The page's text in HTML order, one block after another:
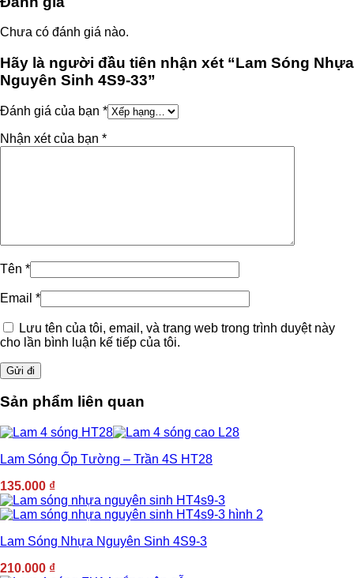
Chưa có đánh giá nào.
Hãy là người đầu tiên nhận xét “Lam Sóng Nhựa
Nguyên Sinh 4S9-33”
Đánh giá của bạn *
Nhận xét của bạn *
Tên *
Email *
Lưu tên của tôi, email, và trang web trong trình duyệt này
cho lần bình luận kế tiếp của tôi.
Sản phẩm liên quan
Lam Sóng Ốp Tường – Trần 4S HT28
135.000 ₫
Lam Sóng Nhựa Nguyên Sinh 4S9-3
210.000 ₫